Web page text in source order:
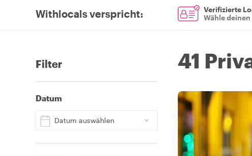
Withlocals verspricht:
Verifizierte
Wähle
Filter
Datum
Datum auswählen
41